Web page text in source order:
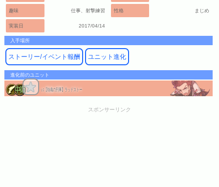
趣味 仕事、射撃練習 性格 まじめ
実装日 2017/04/14
入手場所
ストーリー/イベント報酬 ユニット進化
進化前のユニット
☆3 【熱魂の刑事】ラッドストー
スポンサーリンク